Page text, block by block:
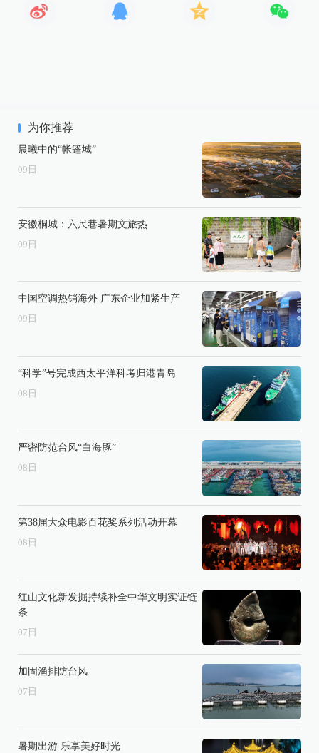
为你推荐
晨曦中的“帐篷城”
09 日
安徽桐城：六尺巷暑期文旅热
09 日
中国空调热销海外 广东企业加紧生产
09 日
“科学”号完成西太平洋科考归港青岛
08 日
严密防范台风“白海豚”
08 日
第38届大众电影百花奖系列活动开幕
08 日
红山文化新发掘持续补全中华文明实证链
条
07 日
加固渔排防台风
07 日
暑期出游 乐享美好时光